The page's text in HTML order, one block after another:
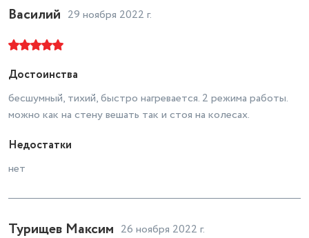
Василий 29 ноября 2022 г.
Достоинства
бесшумный, тихий, быстро нагревается. 2 режима работы.
можно как на стену вешать так и стоя на колесах.
Недостатки
нет
Турищев Максим 26 ноября 2022 г.